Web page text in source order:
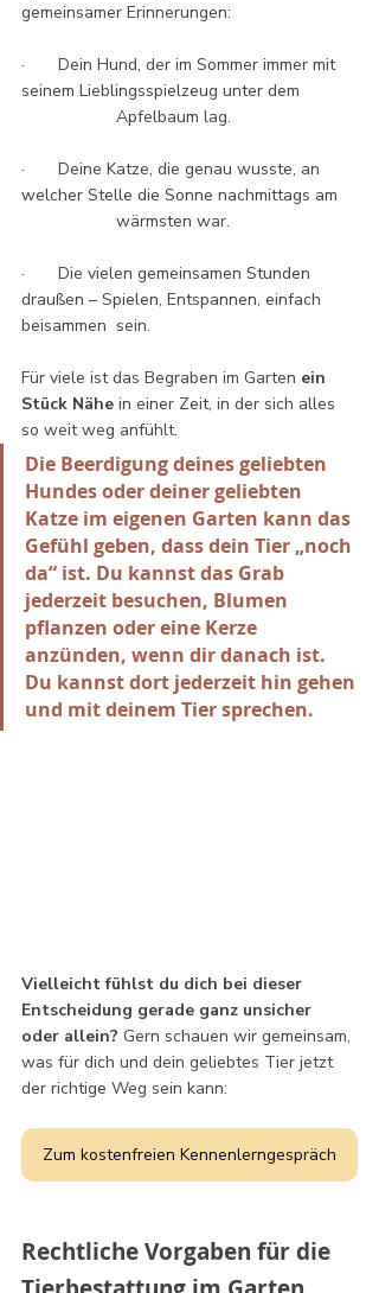
gemeinsamer Erinnerungen:
·       Dein Hund, der im Sommer immer mit
seinem Lieblingsspielzeug unter dem
		Apfelbaum lag.
·       Deine Katze, die genau wusste, an
welcher Stelle die Sonne nachmittags am
		wärmsten war.
·       Die vielen gemeinsamen Stunden
draußen – Spielen, Entspannen, einfach
beisammen 	sein.
Für viele ist das Begraben im Garten ein
Stück Nähe in einer Zeit, in der sich alles
so weit weg anfühlt.
Die Beerdigung deines geliebten
Hundes oder deiner geliebten
Katze im eigenen Garten kann das
Gefühl geben, dass dein Tier „noch
da“ ist. Du kannst das Grab
jederzeit besuchen, Blumen
pflanzen oder eine Kerze
anzünden, wenn dir danach ist.
Du kannst dort jederzeit hin gehen
und mit deinem Tier sprechen.
Vielleicht fühlst du dich bei dieser
Entscheidung gerade ganz unsicher
oder allein? Gern schauen wir gemeinsam,
was für dich und dein geliebtes Tier jetzt
der richtige Weg sein kann:
Zum kostenfreien Kennenlerngespräch
Rechtliche Vorgaben für die